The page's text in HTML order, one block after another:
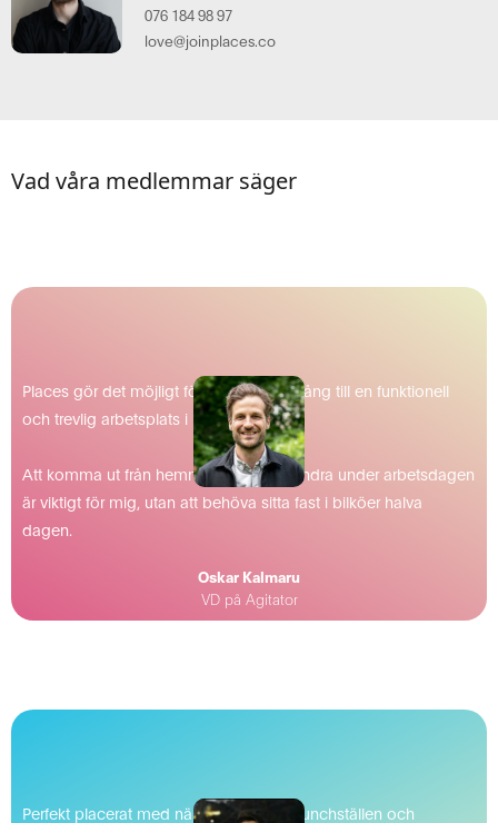
076 184 98 97
‍love@joinplaces.co
Vad våra medlemmar säger
Places gör det möjligt för mig att få tillgång till en funktionell
och trevlig arbetsplats i mitt närområde.
Att komma ut från hemmet och träffa andra under arbetsdagen
är viktigt för mig, utan att behöva sitta fast i bilköer halva
dagen.
Oskar Kalmaru
VD på Agitator
Perfekt placerat med närhet till många lunchställen och